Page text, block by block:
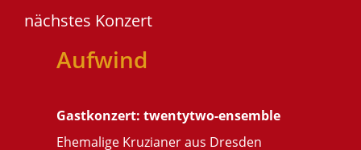
nächstes Konzert
Aufwind
Gastkonzert: twentytwo-ensemble
Ehemalige Kruzianer aus Dresden